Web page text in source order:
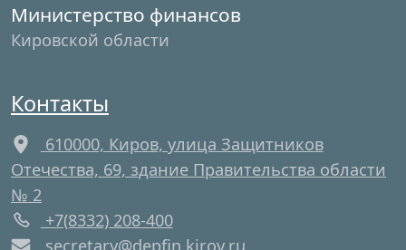
Министерство финансов
Кировской области
Контакты
610000, Киров, улица Защитников
Отечества, 69, здание Правительства области
№ 2
+7(8332) 208-400
secretary@depfin.kirov.ru